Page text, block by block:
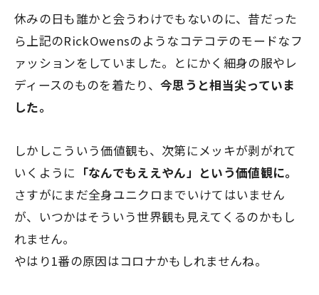
休みの日も誰かと会うわけでもないのに、昔だった
ら上記のRickOwensのようなコテコテのモードなフ
ァッションをしていました。とにかく細身の服やレ
ディースのものを着たり、今思うと相当尖っていま
した。
しかしこういう価値観も、次第にメッキが剥がれて
いくように 「なんでもええやん」という価値観に。
さすがにまだ全身ユニクロまでいけてはいません
が、いつかはそういう世界観も見えてくるのかもし
れません。
やはり1番の原因はコロナかもしれませんね。